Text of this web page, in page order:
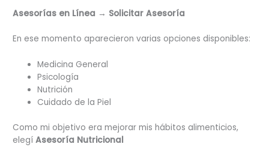
Asesorías en Línea → Solicitar Asesoría
En ese momento aparecieron varias opciones disponibles:
Medicina General
Psicología
Nutrición
Cuidado de la Piel
Como mi objetivo era mejorar mis hábitos alimenticios,
elegíAsesoría Nutricional